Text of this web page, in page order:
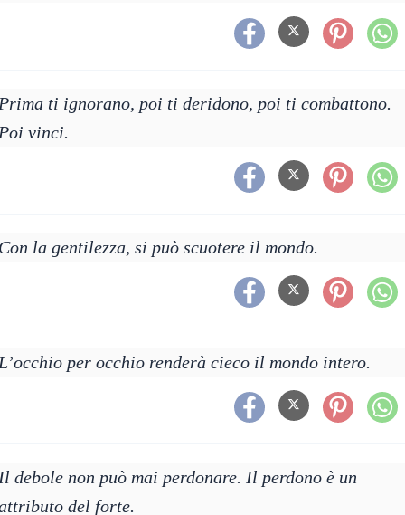
ti ignorano, poi ti deridono, poi ti combattono.
vinci.
la gentilezza, si può scuotere il mondo.
per occhio renderà cieco il mondo intero.
debole non può mai perdonare. Il perdono è un
del forte.